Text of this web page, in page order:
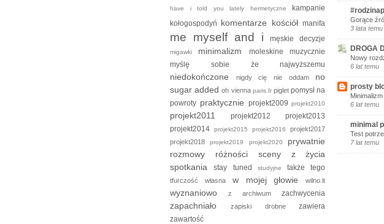
have i told you lately hermetyczne kampanie
kołogospodyń komentarze kościółmanifa
me myself and imęskie decyzje
migawki minimalizm moleskinemuzycznie
myślę sobie żenajwyższemu
niedokończone nigdy cię nie oddam no
sugar addedoh vienna paris.fr pigletpomysł na
powroty praktycznie projekt2009projekt2010
projekt2011projekt2012projekt2013
projekt2014projekt2015projekt2016projekt2017
projekt2018projekt2019 projekt2020 prywatnie
rozmowy różności sceny z życia
spotkaniastay tuned studyjnetakże tego
tfurczość własna w mojej głowiewilno.lt
wyznaniowoz archiwumzachwycenia
zapachniało zapiski drobnezawiera
zawartość
Gorące
3 lata temu
DROGA
Nowy
6 lat temu
prosty
6 lat temu
minimal
Test
7 lat temu